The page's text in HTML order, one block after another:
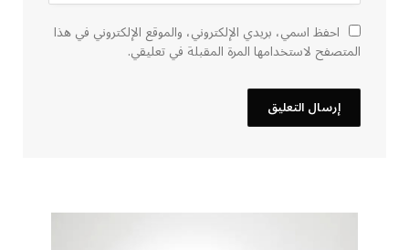
احفظ اسمي، بريدي الإلكتروني، والموقع الإلكتروني في هذا
المتصفح لاستخدامها المرة المقبلة في تعليقي.